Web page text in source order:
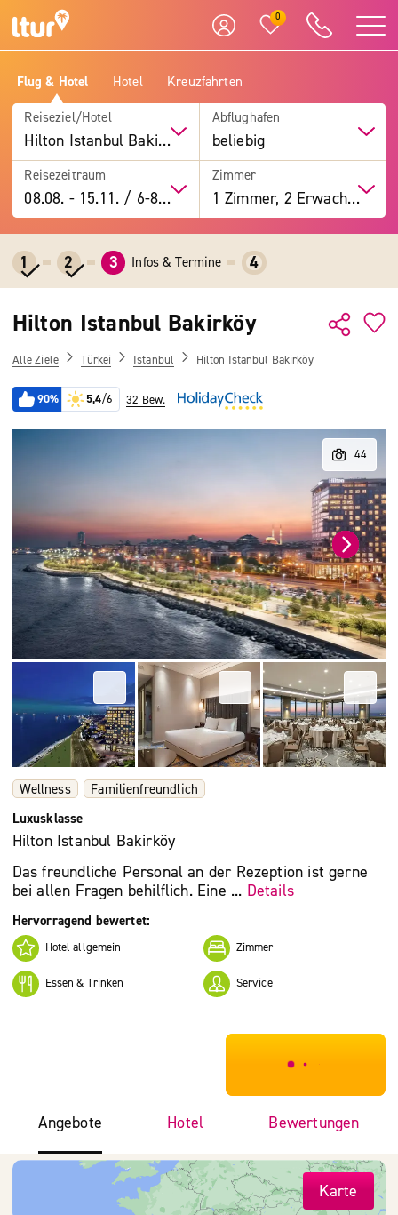
0
Flug & Hotel Hotel Kreuzfahrten
Reiseziel/Hotel
Hilton Istanbul Bakirköy
Abflughafen
beliebig
Reisezeitraum
08.08. -15.11. / 6-8 Tage
Zimmer
1 Zimmer, 2 Erwachsene
1 2 3 Infos & Termine 4
Hilton Istanbul Bakirköy
Alle Ziele Türkei Istanbul Hilton Istanbul Bakirköy
90% 5,4/6 32 Bew.
Wellness
Familienfreundlich
Luxusklasse
Hilton Istanbul Bakirköy
Das freundliche Personal an der Rezeption ist gerne
bei allen Fragen behilflich. Eine ... Details
Hervorragend bewertet:
Hotel allgemein Zimmer
Essen & Trinken Service
***************
Angebote Hotel Bewertungen
Karte